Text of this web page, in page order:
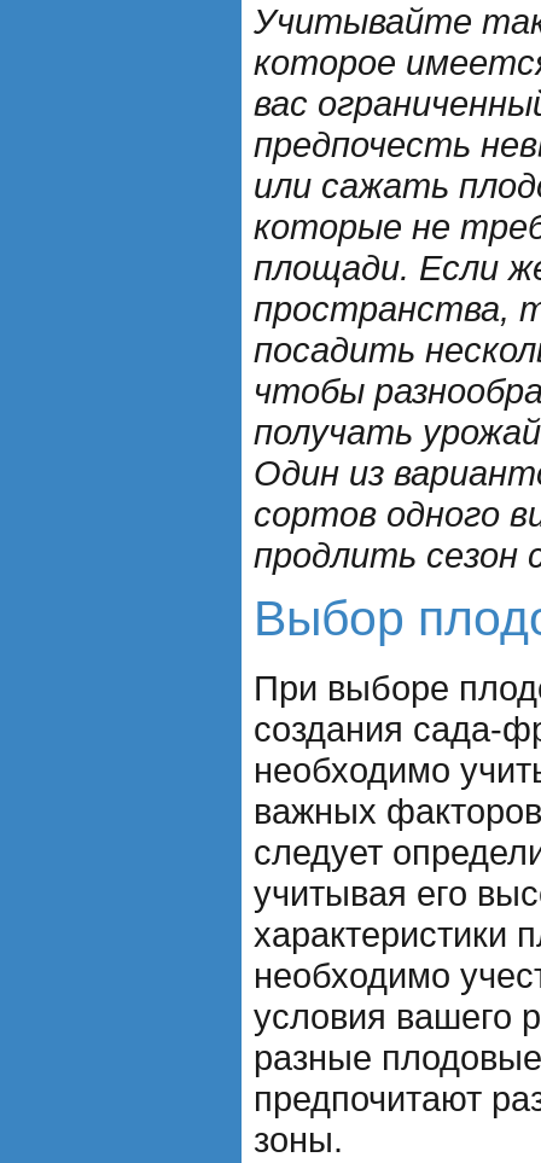
Учитывайте
которое
вас
предпочесть
или сажать
которые не
площади. Если
пространства,
посадить
чтобы
получать
Один из
сортов одного
продлить сезон
Выбор
При выборе
создания сада-
необходимо
важных
следует
учитывая его
характеристики
необходимо
условия вашего
разные
предпочитают
зоны.